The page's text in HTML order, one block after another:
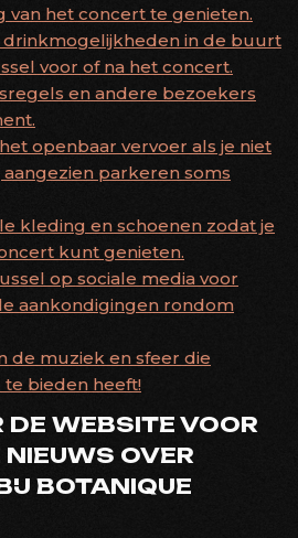
van het concert te genieten.
in de buurt
voor of na het concert.
en andere bezoekers
openbaar vervoer als je niet
parkeren soms
kleding en schoenen zodat je
kunt genieten.
op sociale media voor
aankondigingen rondom
de muziek en sfeer die
bieden heeft!
DE WEBSITE VOOR
OVER
BOTANIQUE